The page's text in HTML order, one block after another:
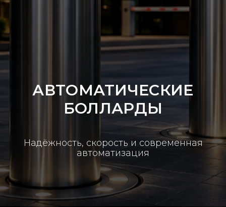
АВТОМАТИЧЕСКИЕ
БОЛЛАРДЫ
Надёжность, скорость и современная
автоматизация